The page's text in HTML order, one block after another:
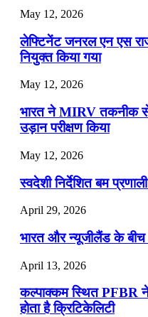
May 12, 2026
लेफ्टिनेंट जनरल एन एस
नियुक्त किया गया
May 12, 2026
भारत ने MIRV तकनीक
उड़ान परीक्षण किया
May 12, 2026
स्वदेशी निर्देशित बम
April 29, 2026
भारत और न्यूजीलैंड के बीच
April 13, 2026
कल्पाक्कम स्थित PFBR ने
होता है क्रिटिकेलिटी